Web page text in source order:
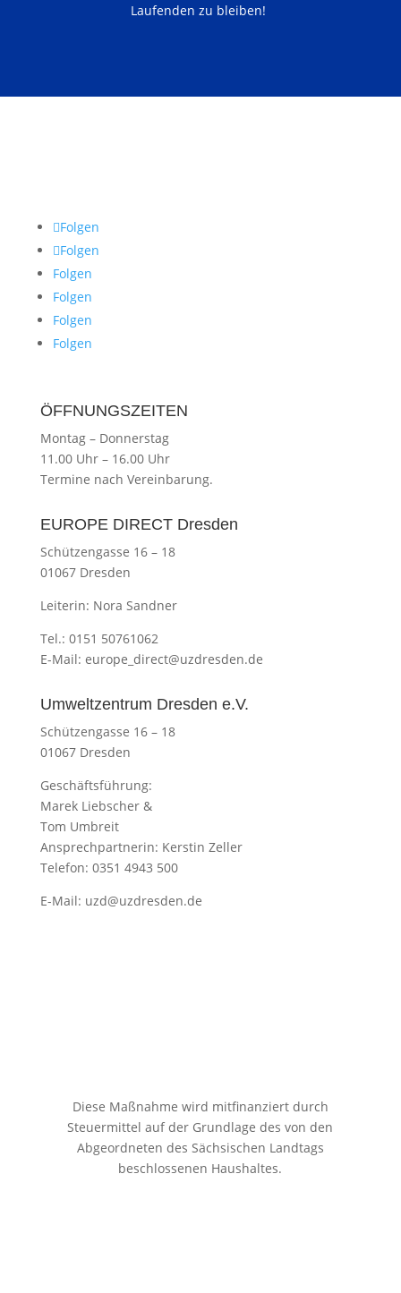
Laufenden zu bleiben!
Folgen
Folgen
Folgen
Folgen
Folgen
Folgen
ÖFFNUNGSZEITEN
Montag –Donnerstag
11.00 Uhr –16.00 Uhr
Termine nach Vereinbarung.
EUROPE DIRECT Dresden
Schützengasse 16 – 18
01067 Dresden
Leiterin: Nora Sandner
Tel.: 0151 50761062
E-Mail: europe_direct@uzdresden.de
Umweltzentrum Dresden e.V.
Schützengasse 16 – 18
01067 Dresden
Geschäftsführung:
Marek Liebscher &
Tom Umbreit
Ansprechpartnerin: Kerstin Zeller
Telefon: 0351 4943 500
E-Mail: uzd@uzdresden.de
Diese Maßnahme wird mitfinanziert durch
Steuermittel auf der Grundlage des von den
Abgeordneten des Sächsischen Landtags
beschlossenen Haushaltes.